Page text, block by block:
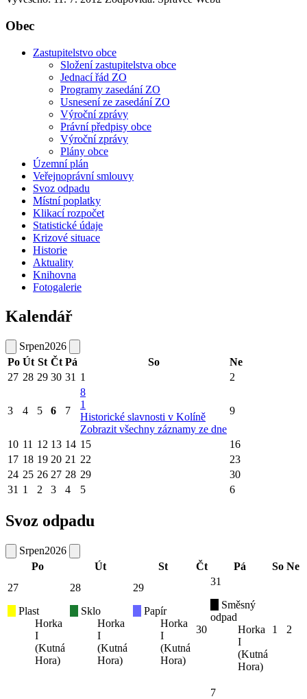
Obec
Zastupitelstvo obce
Složení zastupitelstva obce
Jednací řád ZO
Programy zasedání ZO
Usnesení ze zasedání ZO
Výroční zprávy
Právní předpisy obce
Výroční zprávy
Plány obce
Územní plán
Veřejnoprávní smlouvy
Svoz odpadu
Místní poplatky
Klikací rozpočet
Statistické údaje
Krizové situace
Historie
Aktuality
Knihovna
Fotogalerie
Kalendář
Srpen2026
Po Út St Čt Pá So
Ne
27 28 29 30 31 1 2
3 4 5 6 7
8
1
Historické slavnosti v Kolíně
Zobrazit všechny záznamy ze dne
9
10 11 12 13 14 15
16
17 18 19 20 21 22
23
24 25 26 27 28 29
30
31 1 2 3 4 5 6
Svoz odpadu
Srpen2026
Po
Út St Čt Pá So Ne
27
Plast
Horka
I
(Kutná
Hora)
28
Sklo
Horka
I
(Kutná
Hora)
29
Papír
Horka
I
(Kutná
Hora)
30
31
Směsný
odpad
Horka
I
(Kutná
Hora)
1 2
7